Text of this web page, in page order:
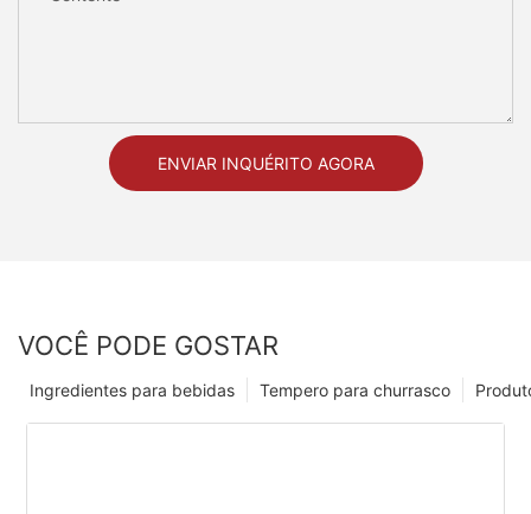
ENVIAR INQUÉRITO AGORA
VOCÊ PODE GOSTAR
Tempero para churrasco
Ingredientes para bebidas